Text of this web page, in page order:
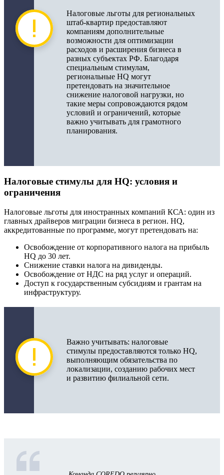
Налоговые льготы для региональных
штаб-квартир предоставляют
компаниям дополнительные
возможности для оптимизации
расходов и расширения бизнеса в
разных субъектах РФ. Благодаря
специальным стимулам,
региональные HQ могут
претендовать на значительное
снижение налоговой нагрузки, но
такие меры сопровождаются рядом
условий и ограничений, которые
важно учитывать для грамотного
планирования.
Налоговые стимулы для HQ: условия и
ограничения
Налоговые льготы для иностранных компаний КСА: один из
главных драйверов миграции бизнеса в регион. HQ,
аккредитованные по программе, могут претендовать на:
Освобождение от корпоративного налога на прибыль
HQ до 30 лет.
Снижение ставки налога на дивиденды.
Освобождение от НДС на ряд услуг и операций.
Доступ к государственным субсидиям и грантам на
инфраструктуру.
Важно учитывать: налоговые
стимулы предоставляются только HQ,
выполняющим обязательства по
локализации, созданию рабочих мест
и развитию филиальной сети.